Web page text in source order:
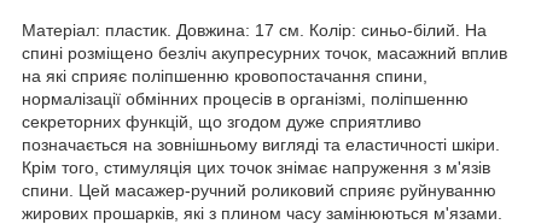
Матеріал: пластик. Довжина: 17 см. Колір: синьо-білий. На
спині розміщено безліч акупресурних точок, масажний вплив
на які сприяє поліпшенню кровопостачання спини,
нормалізації обмінних процесів в організмі, поліпшенню
секреторних функцій, що згодом дуже сприятливо
позначається на зовнішньому вигляді та еластичності шкіри.
Крім того, стимуляція цих точок знімає напруження з м'язів
спини. Цей масажер-ручний роликовий сприяє руйнуванню
жирових прошарків, які з плином часу замінюються м'язами.